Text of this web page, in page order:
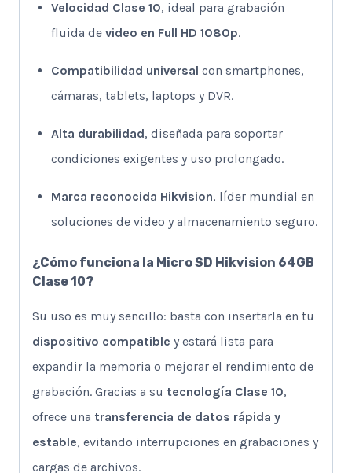
Velocidad Clase 10, ideal para grabación
fluida de video en Full HD 1080p.
Compatibilidad universal con smartphones,
cámaras, tablets, laptops y DVR.
Alta durabilidad, diseñada para soportar
condiciones exigentes y uso prolongado.
Marca reconocida Hikvision, líder mundial en
soluciones de video y almacenamiento seguro.
¿Cómo funciona la Micro SD Hikvision 64GB
Clase 10?
Su uso es muy sencillo: basta con insertarla en tu
dispositivo compatible y estará lista para
expandir la memoria o mejorar el rendimiento de
grabación. Gracias a su tecnología Clase 10,
ofrece una transferencia de datos rápida y
estable, evitando interrupciones en grabaciones y
cargas de archivos.